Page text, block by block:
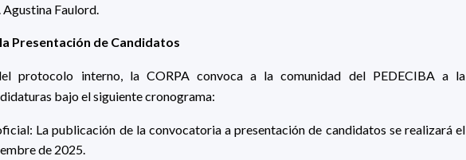
Agustina Faulord.
Presentación de Candidatos
protocolo interno, la CORPA convoca a la comunidad del PEDECIBA a la
bajo el siguiente cronograma:
La publicación de la convocatoria a presentación de candidatos se realizará el
de 2025.